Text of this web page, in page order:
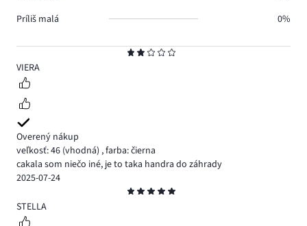
2
VIERA
Overený nákup
veľkosť: 46 (vhodná) ,farba: čierna
cakala som niečo iné, je to taka handra do záhrady
2025-07-24
5
STELLA
Príliš malá
0%